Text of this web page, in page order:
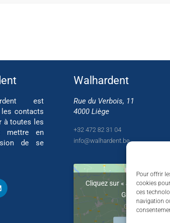
Pour offrir
cookies
ces
navigation
est
contacts
à toutes les
mettre en
de se
Walhardent
Rue du Verbois, 11
4000 Liège
+32 472 82 31 04
info@walhardent.be
Cliquez sur « J’accepte »
Google maps
Cookie Policy